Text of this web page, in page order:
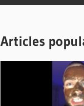
Articles